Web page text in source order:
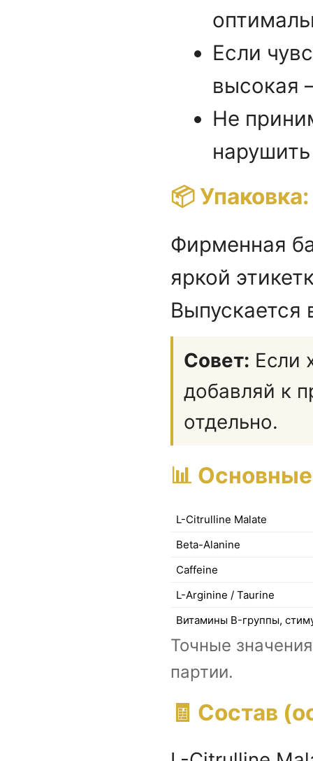
Если
высокая
Не
📦 Упаковка:
Фирменная
яркой
Выпускается
Совет: Если
добавляй к
отдельно.
📊
L-Citrulline Malate
Beta-Alanine
Caffeine
L-Arginine / Taurine
Витамины B-группы,
Точные
партии.
🧾 Состав